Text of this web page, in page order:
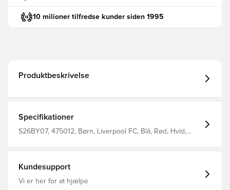
10 milioner tilfredse kunder siden 1995
Produktbeskrivelse
Specifikationer
S26BY07, 475012, Børn, Liverpool FC, Blå, Rød, Hvid,
Kundesupport
Vi er her for at hjælpe